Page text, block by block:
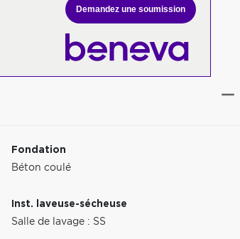
Demandez une soumission
Fondation
Béton coulé
Inst. laveuse-sécheuse
Salle de lavage : SS